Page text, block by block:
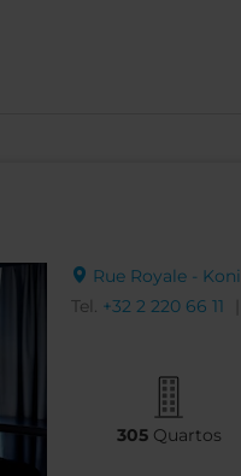
Rue Royale -
Tel. +32 2 220 66 11
305 Quartos